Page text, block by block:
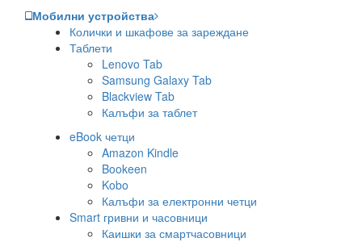
Мобилни устройства
Колички и шкафове за зареждане
Таблети
Lenovo Tab
Samsung Galaxy Tab
Blackview Tab
Калъфи за таблет
eBook четци
Amazon Kindle
Bookeen
Kobo
Калъфи за електронни четци
Smart гривни и часовници
Каишки за смартчасовници